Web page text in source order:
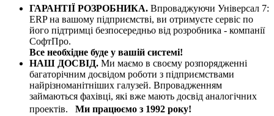
ГАРАНТІЇ РОЗРОБНИКА. Впроваджуючи Універсал 7:
ERP на вашому підприємстві, ви отримуєте сервіс по
його підтримці безпосередньо від розробника - компанії
СофтПро.
Все необхідне буде у вашій системі!
НАШ ДОСВІД. Ми маємо в своєму розпорядженні
багаторічним досвідом роботи з підприємствами
найрізноманітніших галузей. Впровадженням
займаються фахівці, які вже мають досвід аналогічних
проектів. Ми працюємо з 1992 року!